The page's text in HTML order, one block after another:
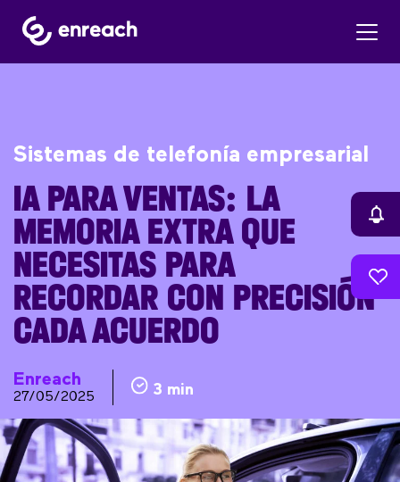
Sistemas de telefonía empresarial
IA PARA VENTAS: LA
MEMORIA EXTRA QUE
NECESITAS PARA
RECORDAR CON PRECISIÓN
CADA ACUERDO
Enreach
27/05/2025 3 min